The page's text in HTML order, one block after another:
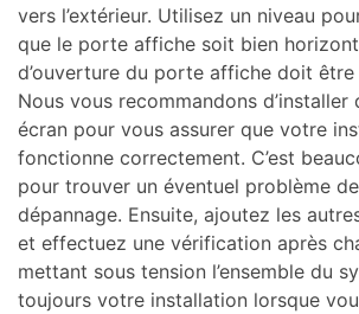
vers l’extérieur. Utilisez un niveau
que le porte affiche soit bien
d’ouverture du porte affiche doit être
Nous vous recommandons d’installer
écran pour vous assurer que votre
fonctionne correctement. C’est
pour trouver un éventuel problème
dépannage. Ensuite, ajoutez les
et effectuez une vérification après
mettant sous tension l’ensemble du
toujours votre installation lorsque